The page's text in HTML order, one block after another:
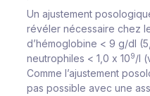
Un ajustement
révéler nécessaire chez
d’hémoglobine < 9 g/dl
neutrophiles < 1,0 x 109/l
Comme l’ajustement
pas possible avec une